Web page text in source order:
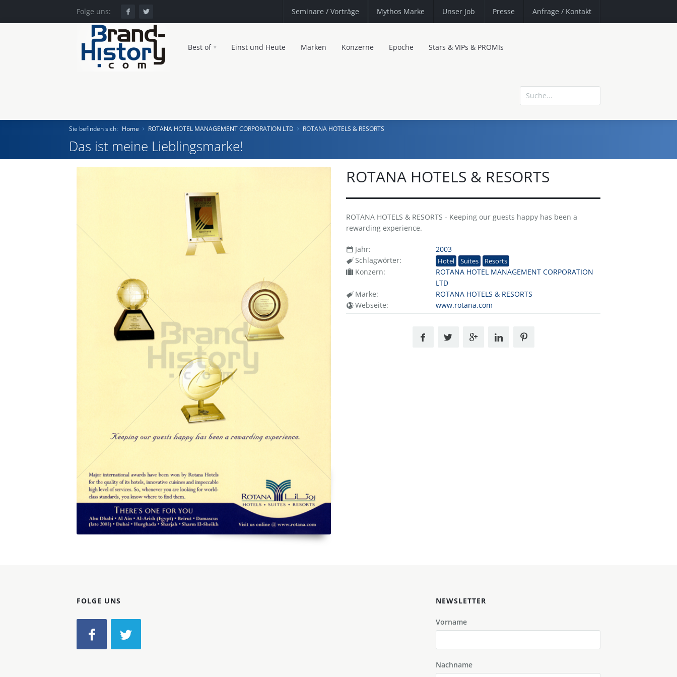
Folge uns: Seminare / Vorträge Mythos Marke Unser Job Presse Anfrage / Kontakt
Best of Einst und Heute Marken Konzerne Epoche Stars & VIPs & PROMIs
Home
Konzerne
Sie befinden sich: Home ROTANA HOTEL MANAGEMENT CORPORATION LTD ROTANA HOTELS & RESORTS
Das ist meine Lieblingsmarke!
ROTANA HOTELS & RESORTS
ROTANA HOTELS & RESORTS - Keeping our guests happy has been a
rewarding experience.
Jahr:
2003
Schlagwörter:
Hotel Suites Resorts
Konzern:
ROTANA HOTEL MANAGEMENT CORPORATION
LTD
Marke:
ROTANA HOTELS & RESORTS
Webseite:
www.rotana.com
FOLGE UNS NEWSLETTER
Vorname
Nachname